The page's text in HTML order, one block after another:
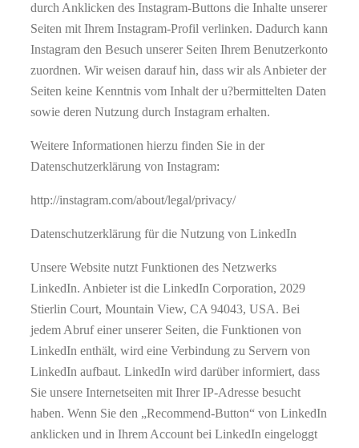
durch Anklicken des Instagram-Buttons die Inhalte unserer
Seiten mit Ihrem Instagram-Profil verlinken. Dadurch kann
Instagram den Besuch unserer Seiten Ihrem Benutzerkonto
zuordnen. Wir weisen darauf hin, dass wir als Anbieter der
Seiten keine Kenntnis vom Inhalt der u?bermittelten Daten
sowie deren Nutzung durch Instagram erhalten.
Weitere Informationen hierzu finden Sie in der
Datenschutzerklärung von Instagram:
http://instagram.com/about/legal/privacy/
Datenschutzerklärung für die Nutzung von LinkedIn
Unsere Website nutzt Funktionen des Netzwerks
LinkedIn. Anbieter ist die LinkedIn Corporation, 2029
Stierlin Court, Mountain View, CA 94043, USA. Bei
jedem Abruf einer unserer Seiten, die Funktionen von
LinkedIn enthält, wird eine Verbindung zu Servern von
LinkedIn aufbaut. LinkedIn wird darüber informiert, dass
Sie unsere Internetseiten mit Ihrer IP-Adresse besucht
haben. Wenn Sie den „Recommend-Button“ von LinkedIn
anklicken und in Ihrem Account bei LinkedIn eingeloggt